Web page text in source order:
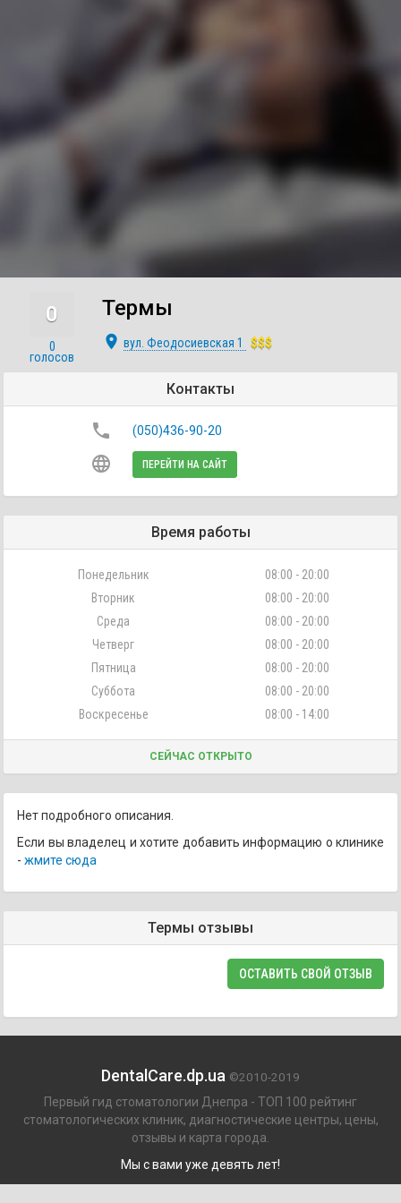
0
0
голосов
Термы
place вул. Феодосиевская 1 $$$
Контакты
phone (050)436-90-20
language ПЕРЕЙТИ НА САЙТ
Время работы
Понедельник
08:00 - 20:00
Вторник
08:00 - 20:00
Среда
08:00 - 20:00
Четверг
08:00 - 20:00
Пятница
08:00 - 20:00
Суббота
08:00 - 20:00
Воскресенье
08:00 - 14:00
СЕЙЧАС ОТКРЫТО
Нет подробного описания.
Если вы владелец и хотите добавить информацию о клинике
- жмите сюда
Термы отзывы
ОСТАВИТЬ СВОЙ ОТЗЫВ
DentalCare.dp.ua ©2010-2019
Первый гид стоматологии Днепра - ТОП 100 рейтинг
стоматологических клиник, диагностические центры, цены,
отзывы и карта города.
Мы с вами уже девять лет!